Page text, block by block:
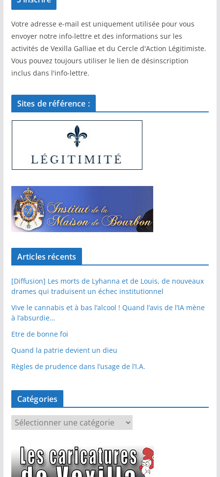
Votre adresse e-mail est uniquement utilisée pour vous
envoyer notre info-lettre et des informations sur les
activités de Vexilla Galliae et du Cercle d'Action Légitimiste.
Vous pouvez toujours utiliser le lien de désinscription
inclus dans l'info-lettre.
Sites de référence :
Articles récents
[Diffusion] Les morts de Lyhanna et de Louis, de nouveaux
drames qui traduisent un échec institutionnel
Vive le cannabis et à bas l’alcool ! Quand l’avis de l’IA mène
à l’absurdie…
Etre de bonne foi
Quand la patrie devient un dieu
Règles de prudence dans l’usage de l’I.A.
Catégories
a
é
g